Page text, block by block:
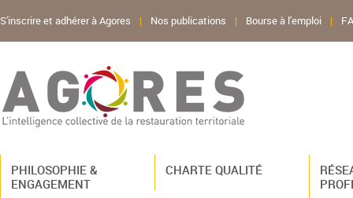
S'inscrire et adhérer à Agores | Nos publications | Bourse à l'emploi |
PHILOSOPHIE &
ENGAGEMENT
CHARTE QUALITÉ